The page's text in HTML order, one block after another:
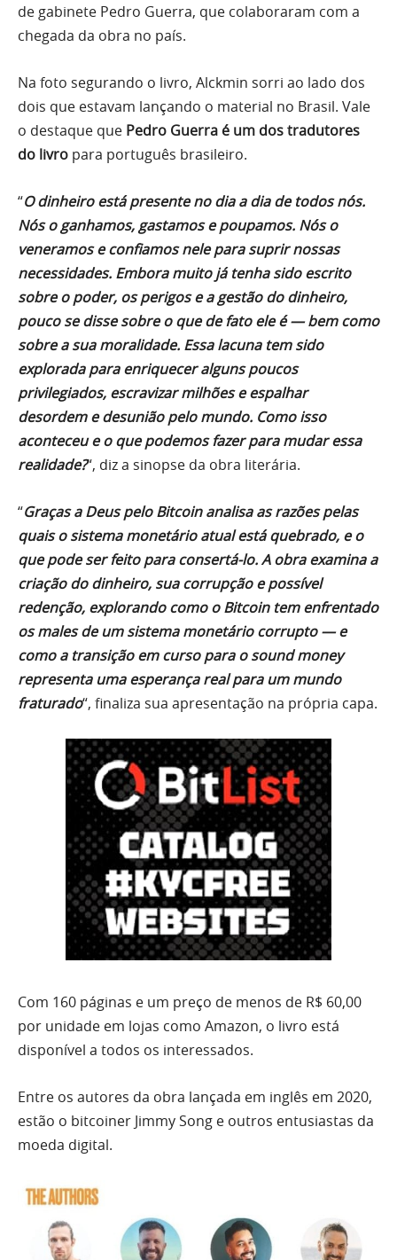
de gabinete Pedro Guerra, que colaboraram com a
chegada da obra no país.
Na foto segurando o livro, Alckmin sorri ao lado dos
dois que estavam lançando o material no Brasil. Vale
o destaque que Pedro Guerra é um dos tradutores
do livro para português brasileiro.
“O dinheiro está presente no dia a dia de todos nós.
Nós o ganhamos, gastamos e poupamos. Nós o
veneramos e confiamos nele para suprir nossas
necessidades. Embora muito já tenha sido escrito
sobre o poder, os perigos e a gestão do dinheiro,
pouco se disse sobre o que de fato ele é — bem como
sobre a sua moralidade. Essa lacuna tem sido
explorada para enriquecer alguns poucos
privilegiados, escravizar milhões e espalhar
desordem e desunião pelo mundo. Como isso
aconteceu e o que podemos fazer para mudar essa
realidade?“, diz a sinopse da obra literária.
“Graças a Deus pelo Bitcoin analisa as razões pelas
quais o sistema monetário atual está quebrado, e o
que pode ser feito para consertá-lo. A obra examina a
criação do dinheiro, sua corrupção e possível
redenção, explorando como o Bitcoin tem enfrentado
os males de um sistema monetário corrupto — e
como a transição em curso para o sound money
representa uma esperança real para um mundo
fraturado“, finaliza sua apresentação na própria capa.
Com 160 páginas e um preço de menos de R$ 60,00
por unidade em lojas como Amazon, o livro está
disponível a todos os interessados.
Entre os autores da obra lançada em inglês em 2020,
estão o bitcoiner Jimmy Song e outros entusiastas da
moeda digital.